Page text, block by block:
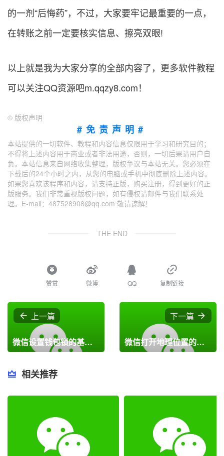
的一剂“后悔药”，不过，大家要牢记最重要的一点，
在转账之前一定要核实信息、擦亮双眼!
以上就是我为大家分享的全部内容了，更多软件教程
可以关注QQ资源吧m.qqzy8.com！
© 版权声明
#免责声明#
本站提供的一切软件、教程和内容信息仅限用于学习和研究目的；
不得将上述内容用于商业或者非法用途，否则，一切后果请用户自
负。本站信息来自网络收集整理，版权争议与本站无关。您必须在
下载后的24个小时之内，从您的电脑或手机中彻底删除上述内容。
如果您喜欢该程序和内容，请支持正版，购买注册，得到更好的正
版服务。我们非常重视版权问题，如有侵权请邮件与我们联系处
理。E-mail：487528908@qq.com 敬请谅解！
THE END
赞赏 微博 QQ 复制链接
上一篇
微信设置钱包锁的基础操作
下一篇
微信打开地理位置的简单操作方法
相关推荐